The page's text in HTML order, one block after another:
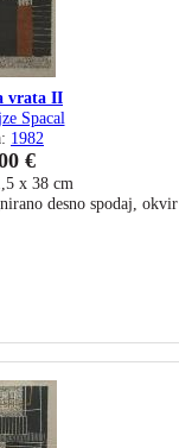
vrata II
Spacal
1982
€
x 38 cm
desno spodaj, okvir